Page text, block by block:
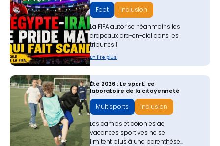
Foot inclusion
La FIFA autorise néanmoins les
drapeaux arc-en-ciel dans les
tribunes !
En lire plus
Été 2026 : Le sport, ce
laboratoire de la citoyenneté
Multisports inclusion
Les camps et colonies de
vacances sportives ne se
limitent plus à une parenthèse...